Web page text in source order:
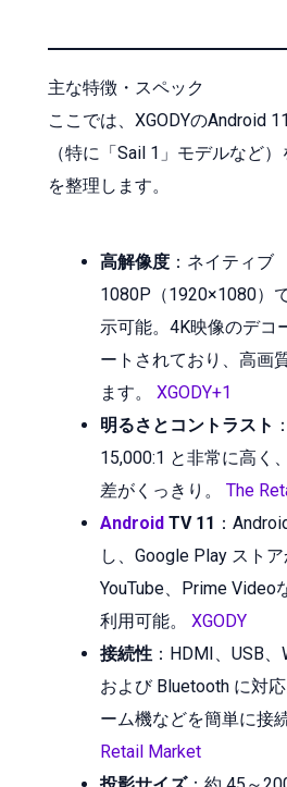
主な特徴・スペック
ここでは、XGODYのAndroid
（特に「Sail 1」モデルなど
を整理します。
高解像度 ：ネイティブ
1080P（1920×1080）
示可能。4K映像のデコ
ートされており、高画
ます。 XGODY+1
明るさとコントラスト
15,000:1 と非常に高く
差がくっきり。 The
Android TV 11 ：
し、Google Play ストア
YouTube、Prime Video
利用可能。 XGODY
接続性 ：HDMI、USB、
および Bluetooth に対
ーム機などを簡単に接
Retail Market